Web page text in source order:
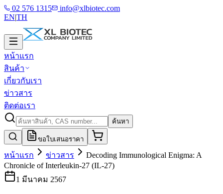
02 576 1315
info@xlbiotec.com
EN|TH
หน้าแรก
สินค้า
เกี่ยวกับเรา
ข่าวสาร
ติดต่อเรา
ค้นหา
ขอใบเสนอราคา
หน้าแรก ข่าวสาร
Decoding Immunological Enigma: A
Chronicle of Interleukin-27 (IL-27)
1 มีนาคม 2567